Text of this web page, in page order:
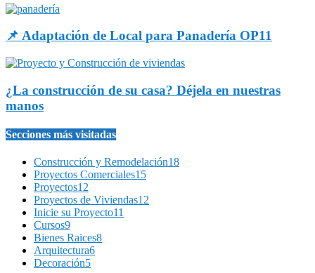
📌 Adaptación de Local para Panadería OP11
¿La construcción de su casa? Déjela en nuestras
manos
Secciones más visitadas
Construcción y Remodelación18
Proyectos Comerciales15
Proyectos12
Proyectos de Viviendas12
Inicie su Proyecto11
Cursos9
Bienes Raices8
Arquitectura6
Decoración5